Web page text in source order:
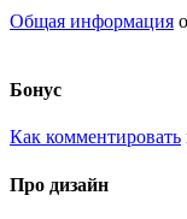
Общая информация
Бонус
Как комментировать
Про дизайн